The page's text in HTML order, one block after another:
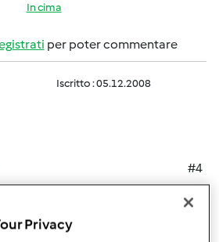
In cima
per poter commentare
Iscritto : 05.12.2008
#4
della foto? tempo fa ero tentata
Privacy